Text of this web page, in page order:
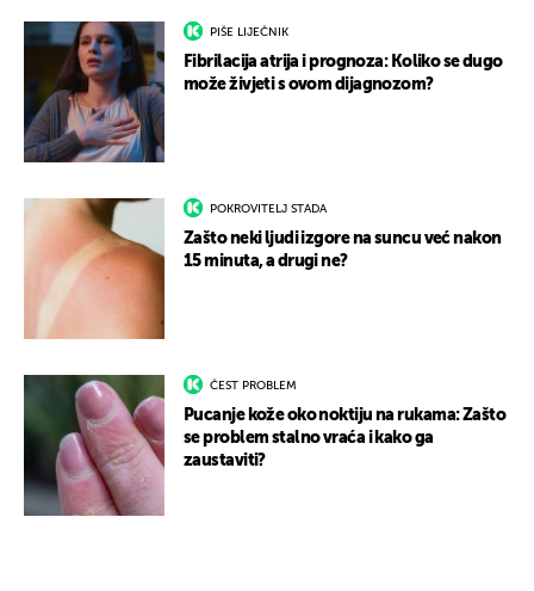
PIŠE LIJEČNIK
Fibrilacija atrija i prognoza: Koliko se dugo
može živjeti s ovom dijagnozom?
POKROVITELJ STADA
Zašto neki ljudi izgore na suncu već nakon
15 minuta, a drugi ne?
ČEST PROBLEM
Pucanje kože oko noktiju na rukama: Zašto
se problem stalno vraća i kako ga
zaustaviti?